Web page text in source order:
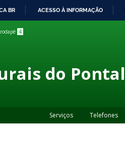
BR ACESSO À INFORMAÇÃO
4
do Pontal
Serviços Telefones